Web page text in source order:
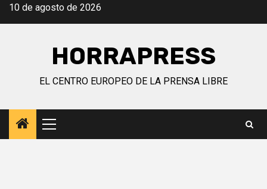
Saltar
10 de agosto de 2026
HORRAPRESS
EL CENTRO EUROPEO DE LA PRENSA LIBRE
Menú
principal